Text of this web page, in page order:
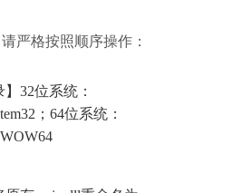
严格按照顺序操作：
】32位系统：
；64位系统：